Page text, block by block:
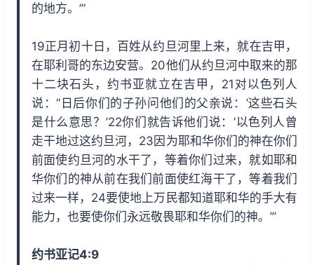
的地方。’”
19正月初十日，百姓从约旦河里上来，就在吉甲，
在耶利哥的东边安营。20他们从约旦河中取来的那
十二块石头，约书亚就立在吉甲，21对以色列人
说：“日后你们的子孙问他们的父亲说：‘这些石头
是什么意思？’22你们就告诉他们说：‘以色列人曾
走干地过这约旦河，23因为耶和华你们的神在你们
前面使约旦河的水干了，等着你们过来，就如耶和
华你们的神从前在我们前面使红海干了，等着我们
过来一样，24要使地上万民都知道耶和华的手大有
能力，也要使你们永远敬畏耶和华你们的神。’”
约书亚记4:9